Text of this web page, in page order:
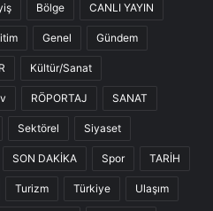
Bölge CANLI YAYIN
Genel Gündem
Kültür/Sanat
RÖPORTAJ SANAT
Sektörel Siyaset
SON DAKİKA Spor TARİH
Turizm Türkiye Ulaşım